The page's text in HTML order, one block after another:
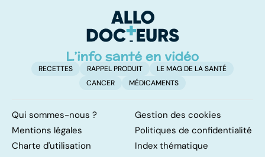
naissance
RECETTES RAPPEL PRODUIT
LE MAG DE LA SANTÉ
CANCER
MÉDICAMENTS
Qui sommes-nous ?
Gestion des cookies
Mentions légales
Politiques de confidentialité
Charte d'utilisation
Index thématique